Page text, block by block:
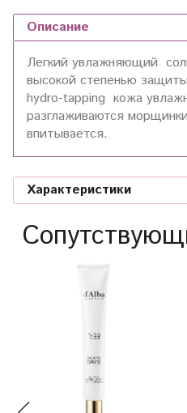
Описание
Легкий увлажняющий
высокой степенью
hydro-tapping кожа
разглаживаются
впитывается.
Характеристики